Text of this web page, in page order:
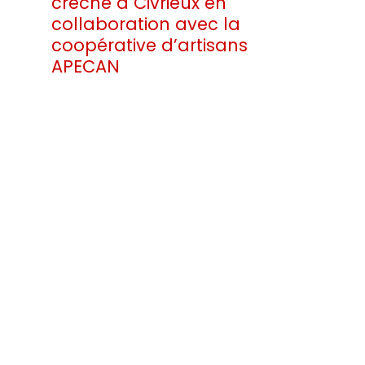
collaboration avec la
coopérative d’artisans
APECAN